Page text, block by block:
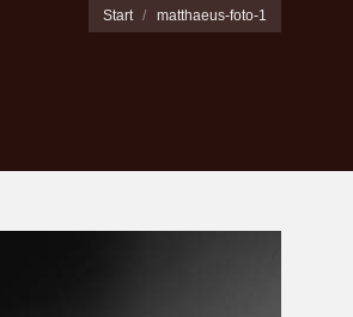
Sie befinden sich hier:
Start matthaeus-foto-1